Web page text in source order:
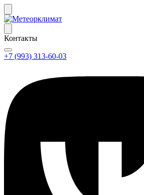
Контакты
+7 (993) 313-60-03